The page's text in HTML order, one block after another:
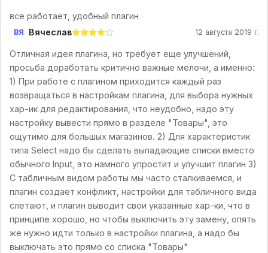
все работает, удобный плагин
ВЯ Вячеслав 12 августа 2019 г.
Отличная идея плагина, но требует еще улучшений,
просьба доработать критично важные мелочи, а именно:
1) При работе с плагином приходится каждый раз
возвращаться в настройкам плагина, для выбора нужных
хар-ик для редактирования, что неудобно, надо эту
настройку вывести прямо в разделе "Товары", это
ощутимо для большых магазинов. 2) Для характеристик
типа Select надо бы сделать выпадающие списки вместо
обычного Input, это намного упростит и улучшит плагин 3)
С табличным видом работы мы часто сталкиваемся, и
плагин создает конфликт, настройки для табличного вида
слетают, и плагин выводит свои указанные хар-ки, что в
принципе хорошо, но чтобы выключить эту замену, опять
же нужно идти только в настройки плагина, а надо бы
выключать это прямо со списка "Товары"